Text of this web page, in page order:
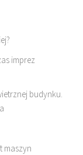
imprez
budynku.
maszyn